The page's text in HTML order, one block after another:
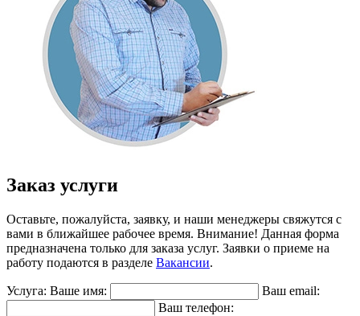
Заказ услуги
Оставьте, пожалуйста, заявку, и наши менеджеры свяжутся с
вами в ближайшее рабочее время. Внимание! Данная форма
предназначена только для заказа услуг. Заявки о приеме на
работу подаются в разделе Вакансии.
Услуга: Ваше имя:
Ваш email:
Ваш телефон: